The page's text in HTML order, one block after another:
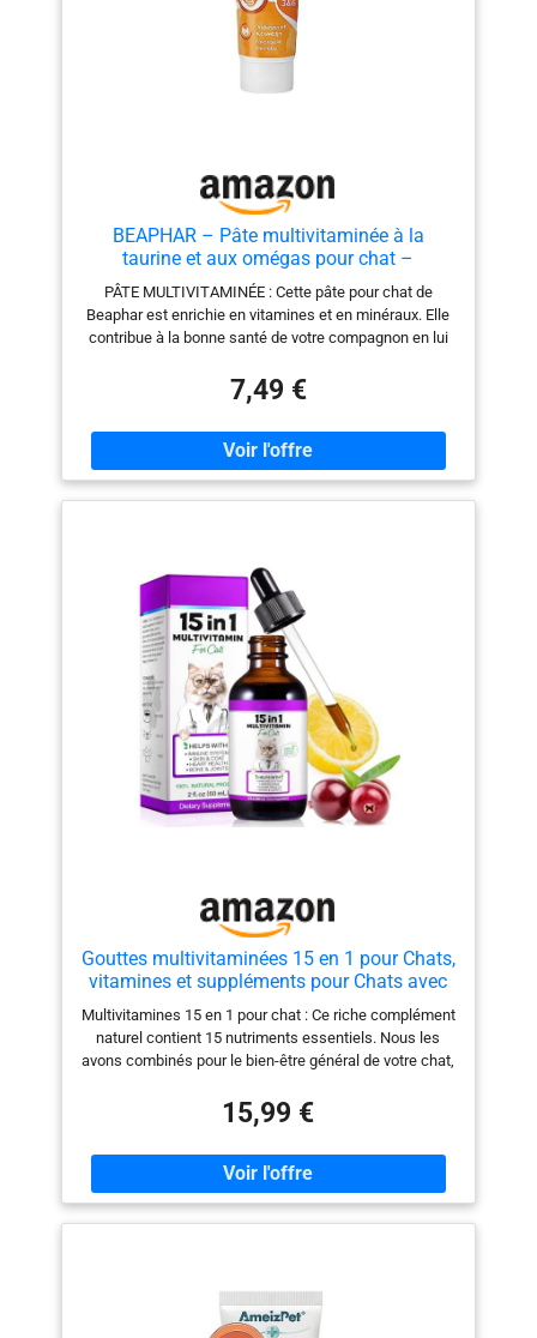
BEAPHAR – Pâte multivitaminée à la
taurine et aux omégas pour chat –
Complément alimentaire – Favorise la
brillance du pelage – Renforce le système
cardiaque et l’acuité visuelle – Tube 100 g
PÂTE MULTIVITAMINÉE : Cette pâte pour chat de
Beaphar est enrichie en vitamines et en minéraux. Elle
contribue à la bonne santé de votre compagnon en lui
DU CHAT : Tout en faisant plaisir à votre chat, cette
délicieuse pâte multivitaminée renforce le système
cardiaque et l’acuité visuelle tout en favorisant la
brillance du pelage. CONSEILS D'UTILISATION : Donner
chaque jour environ 3 cm de pâte multivitaminée
Beaphar à votre chat. Vous pouvez la mélanger à son
Omégas 3 & 6 favorisant le développement d’un pelage
brillant. Enrichie avec de la Taurine, elle a une action
bénéfique sur le système cardiaque et la vision. NOS
ANIMAUX SONT AUSSI NOTRE FAMILLE : Pour
préserver le bien-être de nos compagnons, Beaphar
donne accès à des soins et des produits de qualité à
prix abordables à tous les propriétaires d’animaux.
7,49 €
Gouttes multivitaminées 15 en 1 pour Chats,
vitamines et suppléments pour Chats avec
glucosamine et Canneberge -
Multivitamines liquides pour Qui
soutiennent la santé immunitaire, la Peau,
Le PE
Multivitamines 15 en 1 pour chat : Ce riche complément
naturel contient 15 nutriments essentiels. Nous les
avons combinés pour le bien-être général de votre chat,
système immunitaire, les reins, la peau, les
articulations, les yeux, les oreilles et bien plus encore.
Soutien des voies urinaires à la canneberge : Nos
gouttes liquides pour chat, enrichies en extrait de
canneberge, soulagent les chats souffrant d'infections
urinaires. La canneberge contribue à prévenir la
naturel qui soutient le bon fonctionnement du système
urinaire. Soin de la peau et du pelage : Préservez la
santé du pelage et de la peau de votre animal grâce à
15,99 €